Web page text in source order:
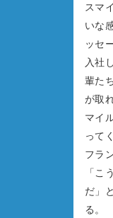
スマ
いな
ッセ
入社
輩た
が取
マイ
って
フラ
「こ
だ」
る。